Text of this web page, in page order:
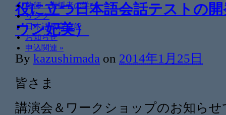
教師・支援者の学び
リンク
日本語教育全般
お知らせ
申込関連 »
役に立つ日本語会話テストの
ウン妃美）
By kazushimada on 2014年1月25日
皆さま
講演会＆ワークショップのお知ら